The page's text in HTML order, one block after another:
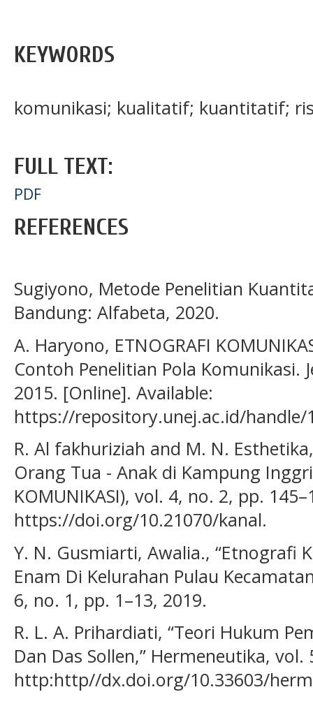
KEYWORDS
komunikasi; kualitatif; kuantitatif;
FULL TEXT:
PDF
REFERENCES
Sugiyono, Metode Penelitian
Bandung: Alfabeta, 2020.
A. Haryono, ETNOGRAFI
Contoh Penelitian Pola Komunikasi.
2015. [Online]. Available:
https://repository.unej.ac.id/handle/
R. Al fakhuriziah and M. N.
Orang Tua - Anak di Kampung
KOMUNIKASI), vol. 4, no. 2, pp.
https://doi.org/10.21070/kanal.
Y. N. Gusmiarti, Awalia., “Etnografi
Enam Di Kelurahan Pulau
6, no. 1, pp. 1–13, 2019.
R. L. A. Prihardiati, “Teori Hukum
Dan Das Sollen,” Hermeneutika,
http:http//dx.doi.org/10.33603/